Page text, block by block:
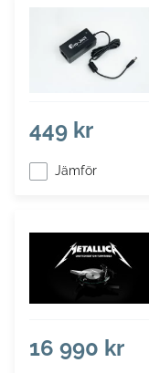
449 kr
Jämför
16 990 kr